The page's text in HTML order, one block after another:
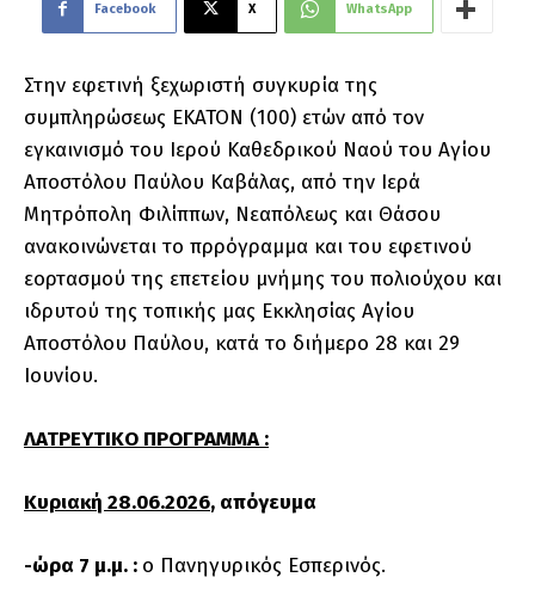
Facebook X WhatsApp
Στην εφετινή ξεχωριστή συγκυρία της
συμπληρώσεως ΕΚΑΤΟΝ (100) ετών από τον
εγκαινισμό του Ιερού Καθεδρικού Ναού του Αγίου
Αποστόλου Παύλου Καβάλας, από την Ιερά
Μητρόπολη Φιλίππων, Νεαπόλεως και Θάσου
ανακοινώνεται το πρρόγραμμα και του εφετινού
εορτασμού της επετείου μνήμης του πολιούχου και
ιδρυτού της τοπικής μας Εκκλησίας Αγίου
Αποστόλου Παύλου, κατά το διήμερο 28 και 29
Ιουνίου.
ΛΑΤΡΕΥΤΙΚΟ ΠΡΟΓΡΑΜΜΑ :
Κυριακή 28.06.2026, απόγευμα
-ώρα 7 μ.μ. : ο Πανηγυρικός Εσπερινός.